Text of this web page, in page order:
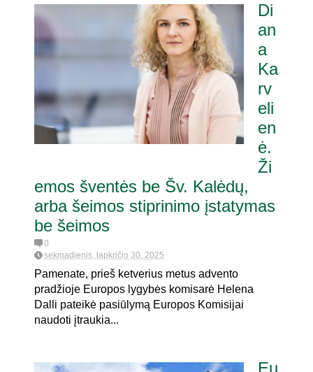
Di
an
a
Ka
rv
eli
en
ė.
Ži
emos šventės be Šv. Kalėdų,
arba šeimos stiprinimo įstatymas
be šeimos
0
sekmadienis, lapkričio 30, 2025
Pamenate, prieš ketverius metus advento
pradžioje Europos lygybės komisarė Helena
Dalli pateikė pasiūlymą Europos Komisijai
naudoti įtraukia...
Eu